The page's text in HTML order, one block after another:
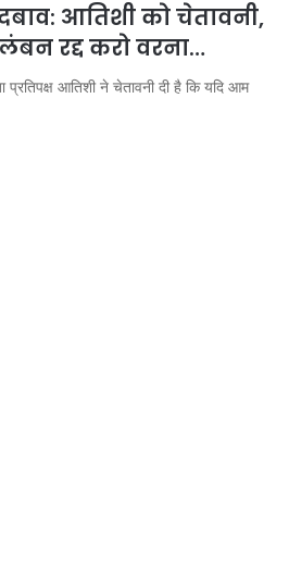
आतिशी को चेतावनी,
रद्द करो वरना…
प्रतिपक्ष आतिशी ने चेतावनी दी है कि यदि आम